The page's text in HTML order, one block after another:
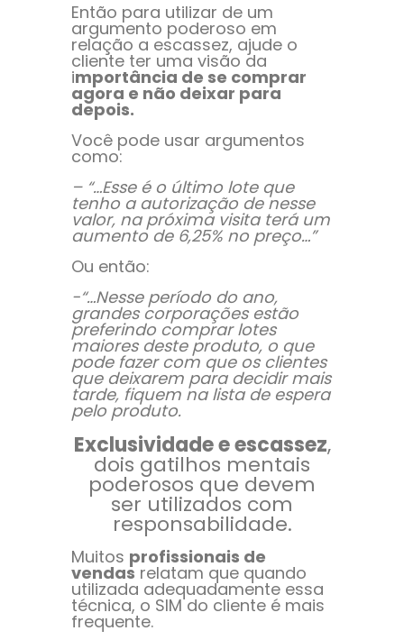
Então para utilizar de um
argumento poderoso em
relação a escassez, ajude o
cliente ter uma visão da
importância de se comprar
agora e não deixar para
depois.
Você pode usar argumentos
como:
– “…Esse é o último lote que
tenho a autorização de nesse
valor, na próxima visita terá um
aumento de 6,25% no preço…”
Ou então:
-“…Nesse período do ano,
grandes corporações estão
preferindo comprar lotes
maiores deste produto, o que
pode fazer com que os clientes
que deixarem para decidir mais
tarde, fiquem na lista de espera
pelo produto.
Exclusividade e escassez,
dois gatilhos mentais
poderosos que devem
ser utilizados com
responsabilidade.
Muitos profissionais de
vendas relatam que quando
utilizada adequadamente essa
técnica, o SIM do cliente é mais
frequente.